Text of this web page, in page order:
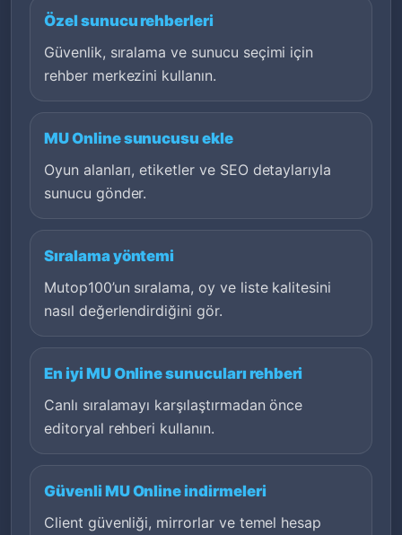
Özel sunucu rehberleri
Güvenlik, sıralama ve sunucu seçimi için
rehber merkezini kullanın.
MU Online sunucusu ekle
Oyun alanları, etiketler ve SEO detaylarıyla
sunucu gönder.
Sıralama yöntemi
Mutop100’un sıralama, oy ve liste kalitesini
nasıl değerlendirdiğini gör.
En iyi MU Online sunucuları rehberi
Canlı sıralamayı karşılaştırmadan önce
editoryal rehberi kullanın.
Güvenli MU Online indirmeleri
Client güvenliği, mirrorlar ve temel hesap